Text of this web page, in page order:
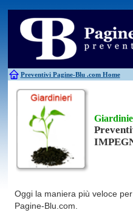
Preventivi Pagine-Blu .com Home
Antifurti
Allarme
Bagni chimici
Caldaie
Canne fumarie
Oggi la maniera più veloce per
Pagine-Blu.com.